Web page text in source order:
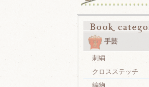
手芸
刺繍
クロスステッチ
編物